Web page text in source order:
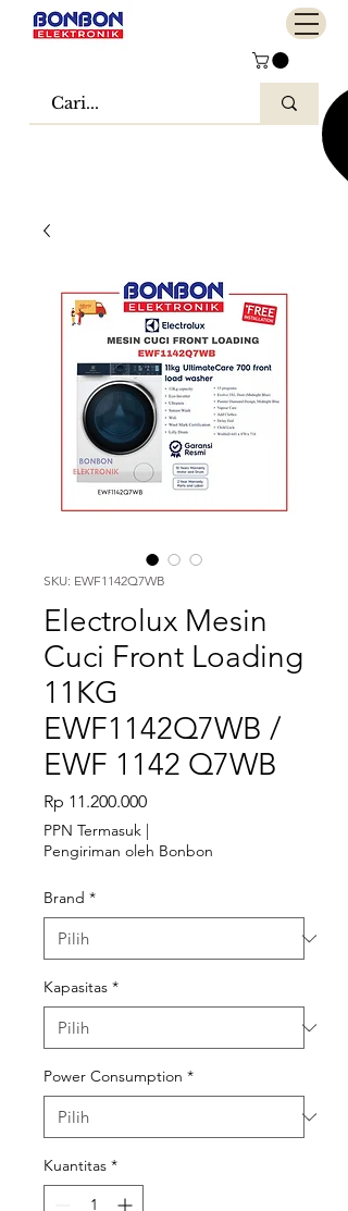
SKU: EWF1142Q7WB
Electrolux Mesin
Cuci Front Loading
11KG
EWF1142Q7WB /
EWF 1142 Q7WB
Rp 11.200.000Harga
PPN Termasuk |
Pengiriman oleh Bonbon
Brand *
Kapasitas *
Power Consumption *
Kuantitas *